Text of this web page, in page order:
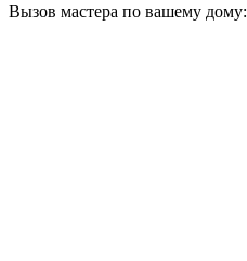
Вызов мастера по вашему дому: